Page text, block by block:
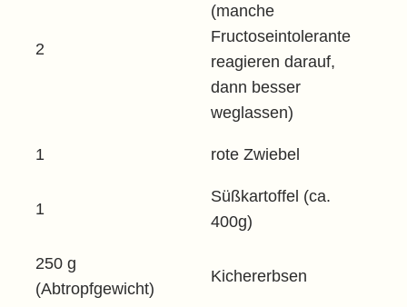
2
(manche
Fructoseintolerante
reagieren darauf,
dann besser
weglassen)
1 rote Zwiebel
1
Süßkartoffel (ca.
400g)
250 g
(Abtropfgewicht)
Kichererbsen